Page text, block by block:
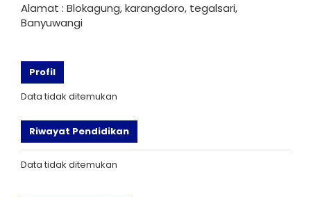
Alamat : Blokagung, karangdoro, tegalsari,
Banyuwangi
Profil
Data tidak ditemukan
Riwayat Pendidikan
Data tidak ditemukan